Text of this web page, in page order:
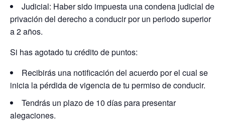
Judicial: Haber sido impuesta una condena judicial de
privación del derecho a conducir por un periodo superior
a 2 años.
Si has agotado tu crédito de puntos:
Recibirás una notificación del acuerdo por el cual se
inicia la pérdida de vigencia de tu permiso de conducir.
Tendrás un plazo de 10 días para presentar
alegaciones.